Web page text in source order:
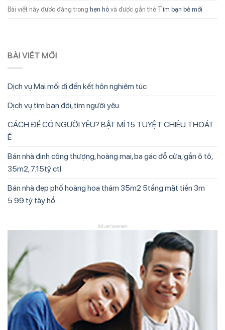
Bài viết này được đăng trong hẹn hò và được gắn thẻ Tìm bạn bè mới
BÀI VIẾT MỚI
Dịch vụ Mai mối đi đến kết hôn nghiêm túc
Dịch vụ tìm bạn đời, tìm người yêu
CÁCH ĐỂ CÓ NGƯỜI YÊU? BẬT MÍ 15 TUYỆT CHIÊU THOÁT
Ế
Bán nhà định công thượng, hoàng mai, ba gác đỗ cửa, gần ô tô,
35m2, 7.15tỷ ctl
Bán nhà đẹp phố hoàng hoa thám 35m2 5tầng mặt tiền 3m
5.99 tỷ tây hồ
Advertisement